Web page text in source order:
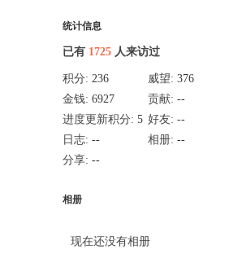
统计信息
已有 1725 人来访过
积分: 236 威望: 376
金钱: 6927 贡献: --
进度更新积分: 5 好友: --
日志: -- 相册: --
分享: --
相册
现在还没有相册